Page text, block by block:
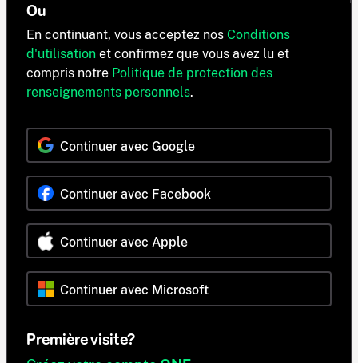
Ou
En continuant, vous acceptez nos Conditions
d'utilisation et confirmez que vous avez lu et
compris notre Politique de protection des
renseignements personnels.
Continuer avec Google
Continuer avec Facebook
Continuer avec Apple
Continuer avec Microsoft
Première visite?